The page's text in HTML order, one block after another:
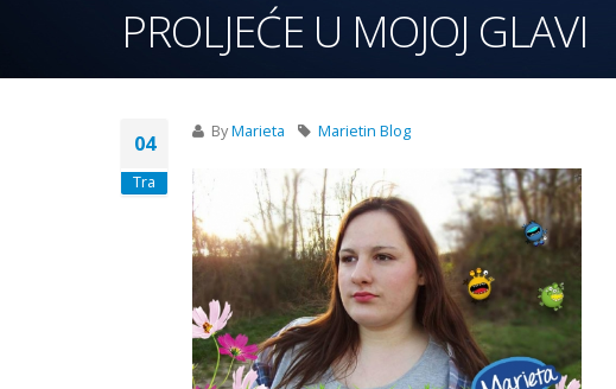
PROLJEĆE U MOJOJ GLAVI
04
Tra
ByMarieta Marietin Blog